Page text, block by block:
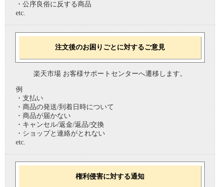
・公序良俗に反する商品
etc.
注文後のお困りごとに対するご意見
楽天市場 お客様サポートセンターへ遷移します。
例
・支払い
・商品の発送/到着日時について
・商品が届かない
・キャンセル/返金/返品/交換
・ショップと連絡がとれない
etc.
権利侵害に対する通知